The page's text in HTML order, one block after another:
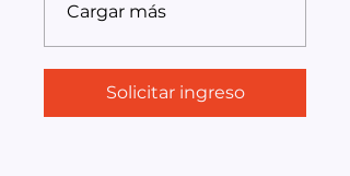
Cargar más
Solicitar ingreso